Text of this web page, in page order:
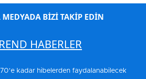
MEDYADA BİZİ TAKİP EDİN
HABERLER
kadar hibelerden faydalanabilecek